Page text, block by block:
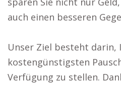
auch einen besseren
Unser Ziel besteht darin,
kostengünstigsten
Verfügung zu stellen.